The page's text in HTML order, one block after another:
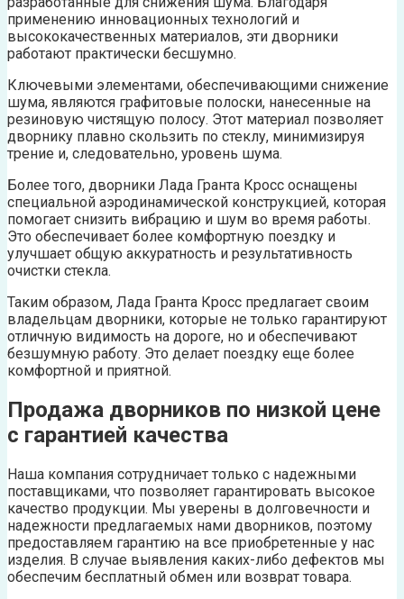
применению инновационных технологий и
высококачественных материалов, эти дворники
работают практически бесшумно.
Ключевыми элементами, обеспечивающими снижение
шума, являются графитовые полоски, нанесенные на
резиновую чистящую полосу. Этот материал позволяет
дворнику плавно скользить по стеклу, минимизируя
трение и, следовательно, уровень шума.
Более того, дворники Лада Гранта Кросс оснащены
специальной аэродинамической конструкцией, которая
помогает снизить вибрацию и шум во время работы.
Это обеспечивает более комфортную поездку и
улучшает общую аккуратность и результативность
очистки стекла.
Таким образом, Лада Гранта Кросс предлагает своим
владельцам дворники, которые не только гарантируют
отличную видимость на дороге, но и обеспечивают
безшумную работу. Это делает поездку еще более
комфортной и приятной.
Продажа дворников по низкой цене
с гарантией качества
Наша компания сотрудничает только с надежными
поставщиками, что позволяет гарантировать высокое
качество продукции. Мы уверены в долговечности и
надежности предлагаемых нами дворников, поэтому
предоставляем гарантию на все приобретенные у нас
изделия. В случае выявления каких-либо дефектов мы
обеспечим бесплатный обмен или возврат товара.